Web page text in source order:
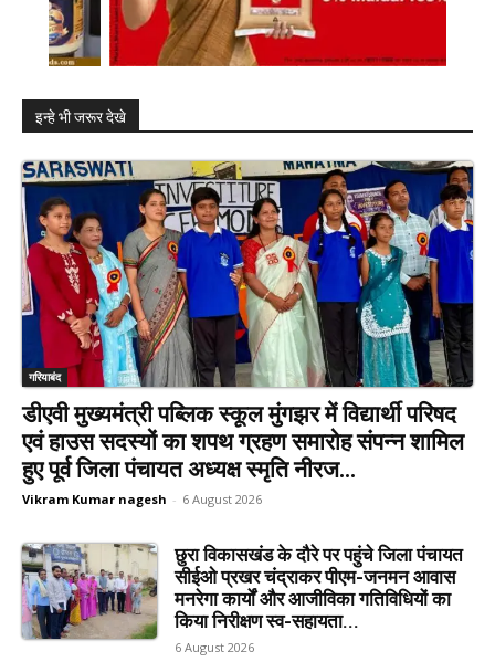
इन्हे भी जरूर देखे
गरियाबंद
डीएवी मुख्यमंत्री पब्लिक स्कूल मुंगझर में विद्यार्थी परिषद
एवं हाउस सदस्यों का शपथ ग्रहण समारोह संपन्न शामिल
हुए पूर्व जिला पंचायत अध्यक्ष स्मृति नीरज...
Vikram Kumar nagesh - 6 August 2026
छुरा विकासखंड के दौरे पर पहुंचे जिला पंचायत
सीईओ प्रखर चंद्राकर पीएम-जनमन आवास
मनरेगा कार्यों और आजीविका गतिविधियों का
किया निरीक्षण स्व-सहायता...
6 August 2026